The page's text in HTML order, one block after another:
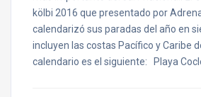
kölbi 2016 que presentado por
calendarizó sus paradas del año en
incluyen las costas Pacífico y Caribe
calendario es el siguiente: Playa